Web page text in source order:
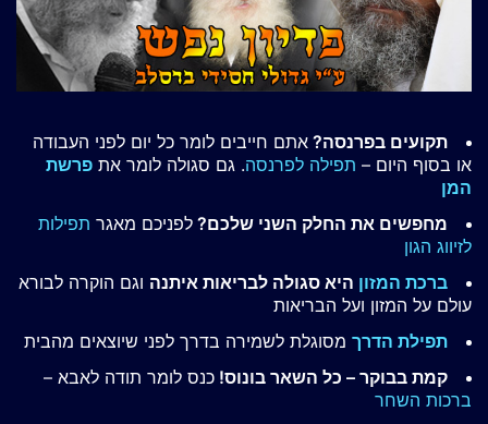
תקועים בפרנסה? אתם חייבים לומר כל יום לפני העבודה
או בסוף היום – תפילה לפרנסה. גם סגולה לומר את פרשת
המן
מחפשים את החלק השני שלכם? לפניכם מאגר תפילות
לזיווג הגון
ברכת המזון היא סגולה לבריאות איתנה וגם הוקרה לבורא
עולם על המזון ועל הבריאות
תפילת הדרך מסוגלת לשמירה בדרך לפני שיוצאים מהבית
קמת בבוקר – כל השאר בונוס! כנס לומר תודה לאבא –
ברכות השחר